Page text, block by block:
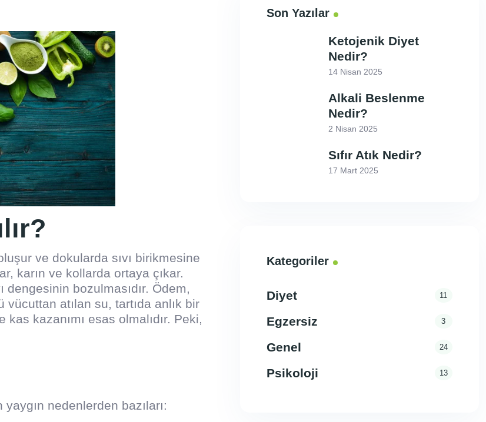
ve dokularda sıvı birikmesine
karın ve kollarda ortaya çıkar.
bozulmasıdır. Ödem,
atılan su, tartıda anlık bir
kas kazanımı esas olmalıdır. Peki,
nedenlerden bazıları:
Son Yazılar
Ketojenik Diyet
Nedir?
14 Nisan 2025
Alkali Beslenme
Nedir?
2 Nisan 2025
Sıfır Atık Nedir?
17 Mart 2025
Kategoriler
Diyet 11
Egzersiz 3
Genel 24
Psikoloji 13